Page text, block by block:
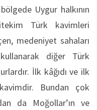
Uygur halkının
Türk kavimleri
medeniyet sahaları
diğer Türk
İlk kâğıdı ve ilk
Bundan çok
da Moğollar’ın ve